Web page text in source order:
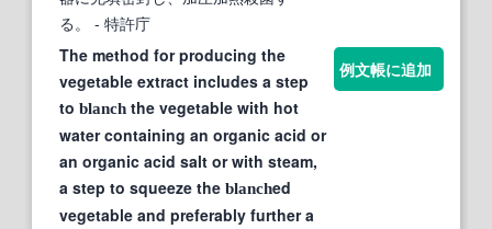
る。
- 特許庁
The method for producing the
vegetable extract includes a step
to blanch the vegetable with hot
water containing an organic acid or
an organic acid salt or with steam,
a step to squeeze the blanched
vegetable and preferably further a
例文帳に追加